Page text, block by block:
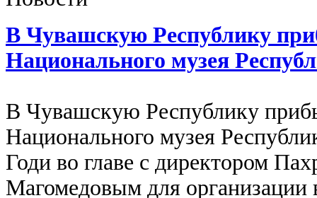
В Чувашскую Республику
Национального музея
В Чувашскую Республику
Национального музея
Годи во главе с директором
Магомедовым для